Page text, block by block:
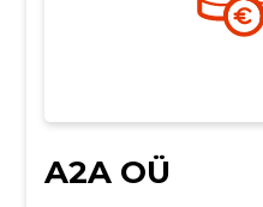
A2A OÜ